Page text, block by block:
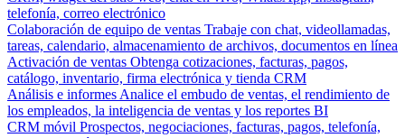
telefonía, correo electrónico
Colaboración de equipo de ventas Trabaje con chat, videollamadas,
tareas, calendario, almacenamiento de archivos, documentos en línea
Activación de ventas Obtenga cotizaciones, facturas, pagos,
catálogo, inventario, firma electrónica y tienda CRM
Análisis e informes Analice el embudo de ventas, el rendimiento de
los empleados, la inteligencia de ventas y los reportes BI
CRM móvil Prospectos, negociaciones, facturas, pagos, telefonía,